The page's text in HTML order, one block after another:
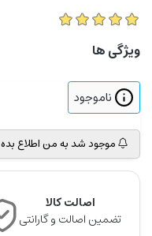
ویژگی ها
ناموجود
موجود شد به من اطلاع بده
اصالت کالا
تضمین اصالت و گارانتی